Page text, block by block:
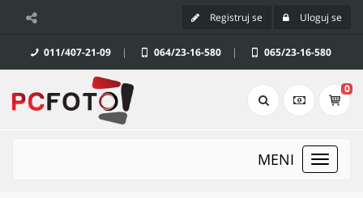
Registruj se Uloguj se
011/407-21-09 | 064/23-16-580 | 065/23-16-580
0
Toggle
MENI